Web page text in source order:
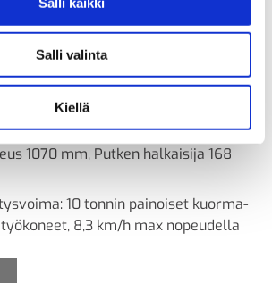
Salli valinta
Kiellä
5 tonnin painoiset kuorma-
8,4 km/h nopeudella
1070 mm, Putken halkaisija 168
10 tonnin painoiset kuorma-
8,3 km/h max nopeudella